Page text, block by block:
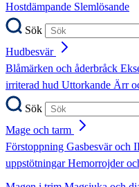
Hostdämpande Slemlösande
Sök
Hudbesvär
Blåmärken och åderbråck
irriterad hud Uttorkande Ärr
Sök
Mage och tarm
Förstoppning Gasbesvär och
uppstötningarHemorrojder